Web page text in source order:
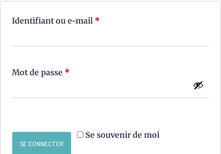
Identifiant ou e-mail *
Mot de passe *
Se souvenir de moi
SE CONNECTER